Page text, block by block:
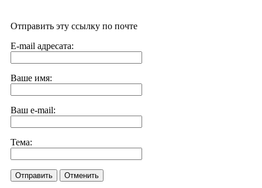
Отправить эту ссылку по почте
E-mail адресата:
Ваше имя:
Ваш e-mail:
Тема:
Отправить Отменить